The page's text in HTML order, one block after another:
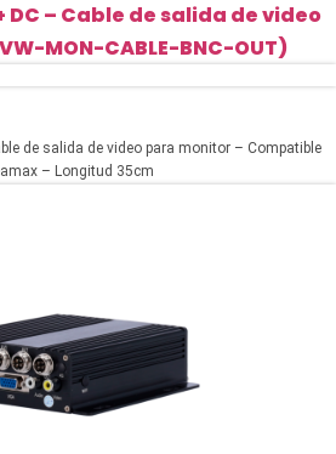
DC – Cable de salida de video
MON-CABLE-BNC-OUT)
de salida de video para monitor – Compatible
– Longitud 35cm